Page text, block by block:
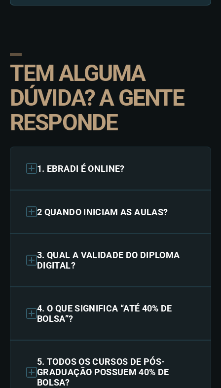
TEM ALGUMA
DÚVIDA? A GENTE
RESPONDE
1. EBRADI É ONLINE?
2 QUANDO INICIAM AS AULAS?
3. QUAL A VALIDADE DO DIPLOMA
DIGITAL?
4. O QUE SIGNIFICA “ATÉ 40% DE
BOLSA”?
5. TODOS OS CURSOS DE PÓS-
GRADUAÇÃO POSSUEM 40% DE
BOLSA?